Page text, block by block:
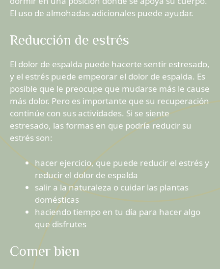
El uso de almohadas adicionales puede ayudar.
Reducción de estrés
El dolor de espalda puede hacerte sentir estresado,
y el estrés puede empeorar el dolor de espalda. Es
posible que le preocupe que mudarse más le cause
más dolor. Pero es importante que su recuperación
continúe con sus actividades. Si se siente
estresado, las formas en que podría reducir su
estrés son:
hacer ejercicio, que puede reducir el estrés y
reducir el dolor de espalda
salir a la naturaleza o cuidar las plantas
domésticas
haciendo tiempo en tu día para hacer algo
que disfrutes
Comer bien